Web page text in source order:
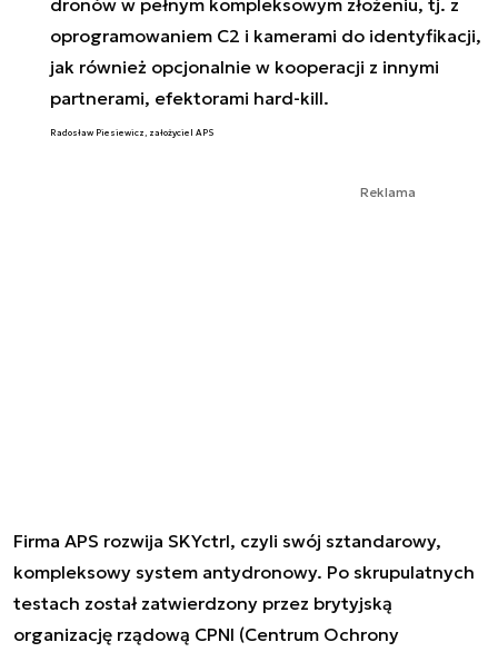
oprogramowaniem C2 i kamerami do identyfikacji,
jak również opcjonalnie w kooperacji z innymi
partnerami, efektorami hard-kill.
Radosław Piesiewicz, założyciel APS
Reklama
Firma APS rozwija SKYctrl, czyli swój sztandarowy,
kompleksowy system antydronowy. Po skrupulatnych
testach został zatwierdzony przez brytyjską
organizację rządową CPNI (Centrum Ochrony